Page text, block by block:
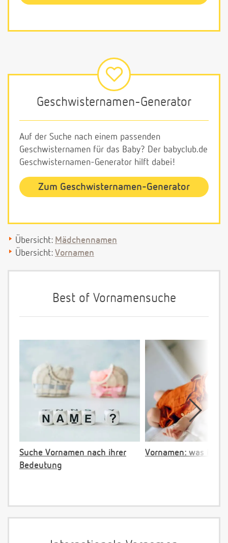
Geschwisternamen-Generator
Auf der Suche nach einem passenden
Geschwisternamen für das Baby? Der babyclub.de
Geschwisternamen-Generator hilft dabei!
Zum Geschwisternamen-Generator
Übersicht: Mädchennamen
Übersicht: Vornamen
Best of Vornamensuche
Suche Vornamen nach ihrer
Bedeutung
Vornamen: was ist